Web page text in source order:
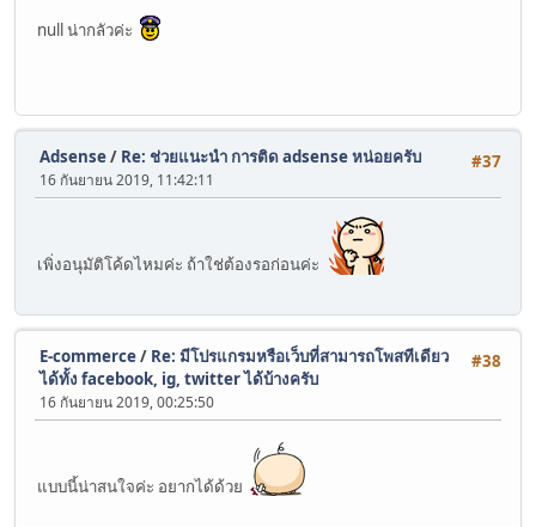
null น่ากลัวค่ะ
#37
Adsense/ Re: ช่วยแนะนำ การติด adsense หน่อยครับ
16 กันยายน 2019, 11:42:11
เพิ่งอนุมัติโค้ดไหมค่ะ ถ้าใช่ต้องรอก่อนค่ะ
#38
E-commerce/ Re: มีโปรแกรมหรือเว็บที่สามารถโพสทีเดียว
ได้ทั้ง facebook, ig, twitter ได้บ้างครับ
16 กันยายน 2019, 00:25:50
แบบนี้น่าสนใจค่ะ อยากได้ด้วย